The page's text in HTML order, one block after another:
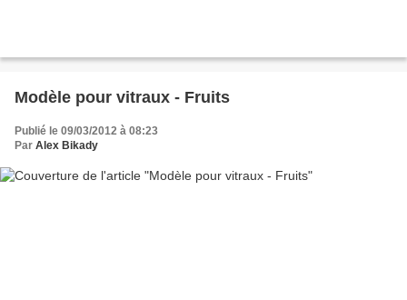
Modèle pour vitraux - Fruits
Publié le 09/03/2012 à 08:23
Par Alex Bikady